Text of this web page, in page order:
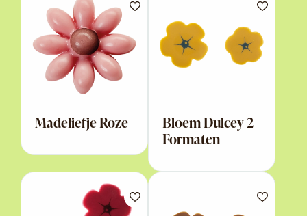
Madeliefje Roze
Bloem Dulcey 2
Formaten